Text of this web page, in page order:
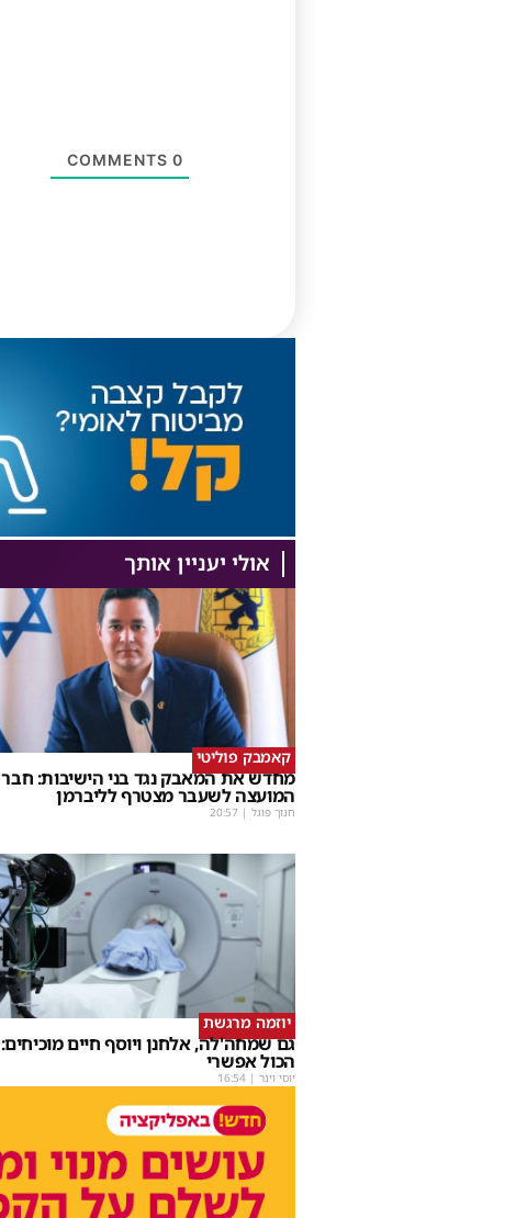
0
אולי יעניין אותך
קאמבק פוליטי
מחדש את המאבק נגד בני הישיבות: חבר
המועצה לשעבר מצטרף לליברמן
חנוך פוגל |
20:57
יוזמה מרגשת
גם שמחה'לה, אלחנן ויוסף חיים מוכיחים:
הכול אפשרי
יוסי וינר |
16:54